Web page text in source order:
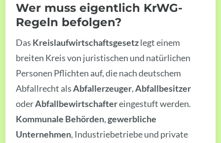
Wer muss eigentlich KrWG-
Regeln befolgen?
Das Kreislaufwirtschaftsgesetzlegt einem
breiten Kreis von juristischen und natürlichen
Personen Pflichten auf, die nach deutschem
Abfallrecht alsAbfallerzeuger,Abfallbesitzer
oderAbfallbewirtschaftereingestuft werden.
Kommunale Behörden,gewerbliche
Unternehmen, Industriebetriebe und private